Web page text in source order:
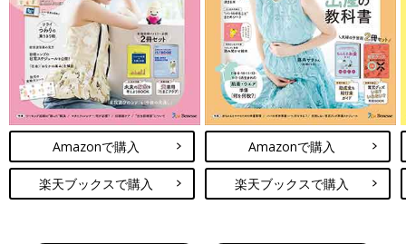
▲VINTERFEST ヴィンテルフェスト アドベントカレンダー 25点セット
「サンタさんやトナカイ、ツリーがデザインされた小さなギフト
ボックスのセット。お菓子などの小さなプレゼントを入れて、ア
Amazonで購入
楽天ブックスで購入
Amazonで購入
楽天ブックスで購入